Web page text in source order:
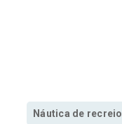
Náutica de recreio